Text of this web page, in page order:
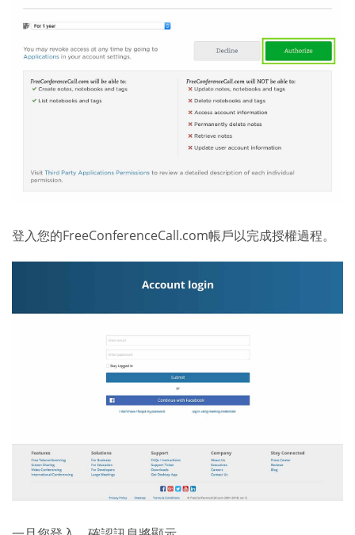
登入您的FreeConferenceCall.com帳戶以完成授權過程。